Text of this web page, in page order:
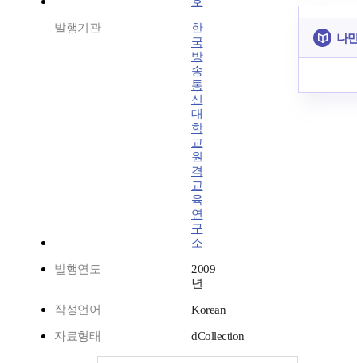
발행기관
한
국
방
송
통
신
대
학
교
원
격
교
육
연
구
소
발행연도
2009
년
작성언어 Korean
자료형태 dCollection
나